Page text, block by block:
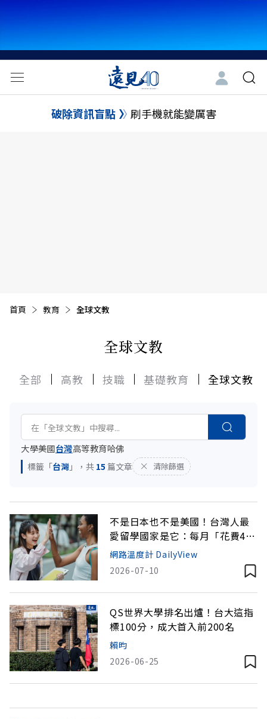
破除資訊盲點 刷手機就能變厲害
首頁 目前頁面：
教育 全球文教
全球文教
全部 高教 技職 基礎教育 全球文教
大學美國台灣高等教育哈佛
標籤「台灣 」，共 15 篇文章 清除篩選
不是日本也不是美國！台灣人最
愛留學國家是它：每月「花費4.5
萬」CP值超高
網路溫度計 DailyView
2026-07-10
QS世界大學排名出爐！台大這指
標100分，成大首入前200名
賴昀
2026-06-25